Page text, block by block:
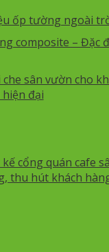
ốp tường ngoài
composite – Đặc
che sân vườn cho
đại
cổng quán cafe
thu hút khách